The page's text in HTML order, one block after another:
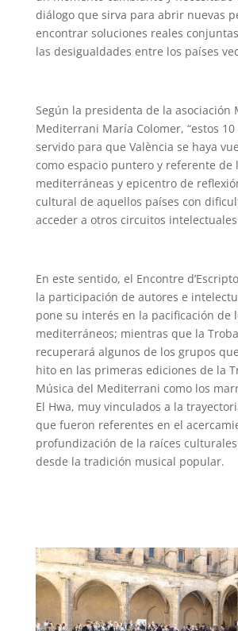
diálogo que sirva para abrir nuevas
encontrar soluciones reales conjuntas
las desigualdades entre los países
Según la presidenta de la asociación
Mediterrani María Colomer, “estos 10
servido para que València se haya
como espacio puntero y referente de
mediterráneas y epicentro de
cultural de aquellos países con
acceder a otros circuitos
En este sentido, el Encontre
la participación de autores e
pone su interés en la pacificación de
mediterráneos; mientras que la
recuperará algunos de los grupos
hito en las primeras ediciones de la
Música del Mediterrani como los
El Hwa, muy vinculados a la
que fueron referentes en el
profundización de la raíces
desde la tradición musical popular.